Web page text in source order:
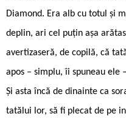
Diamond. Era alb cu totul și
deplin, ari cel puțin așa
avertizaseră, de copilă, că
apos – simplu, îi spuneau
Și asta încă de dinainte ca
tatălui lor, să fi plecat de pe